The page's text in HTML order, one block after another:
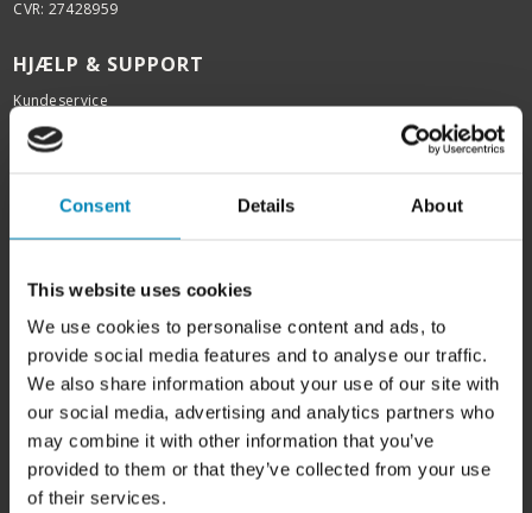
Consent Details About
This website uses cookies
We use cookies to personalise content and ads, to
provide social media features and to analyse our traffic.
We also share information about your use of our site with
our social media, advertising and analytics partners who
may combine it with other information that you’ve
provided to them or that they’ve collected from your use
of their services.
CVR: 27428959
HJÆLP & SUPPORT
Kundeservice
FAQ
Samlevejledninger
Samlede skabe
Garanti
Rengøring af fedtede låger
Kitchn tegneprogram
Køkken inspiration
Badeværelsesinspiration
Garderobe inspiration
Bordplader efter mål
Udskiftning af køkkenlåger
Showrooms